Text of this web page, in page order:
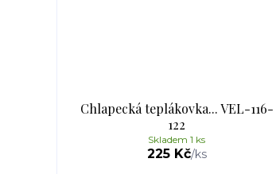
Chlapecká teplákovka... VEL-116-
122
225 Kč/ks
Skladem 1 ks